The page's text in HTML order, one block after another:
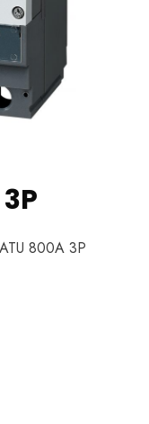
800A 3P